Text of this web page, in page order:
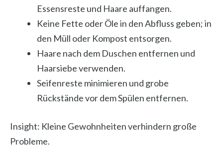
Essensreste und Haare auffangen.
Keine Fette oder Öle in den Abfluss geben; in
den Müll oder Kompost entsorgen.
Haare nach dem Duschen entfernen und
Haarsiebe verwenden.
Seifenreste minimieren und grobe
Rückstände vor dem Spülen entfernen.
Insight: Kleine Gewohnheiten verhindern große
Probleme.